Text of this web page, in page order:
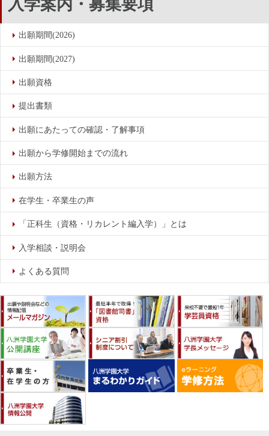
入学案内・募集要項
出願期間(2026)
出願期間(2027)
出願資格
提出書類
出願にあたっての確認・了解事項
出願から学修開始までの流れ
出願方法
在学生・卒業生の声
「正科生（資格・リカレント編入学）」とは
入学相談・説明会
よくある質問